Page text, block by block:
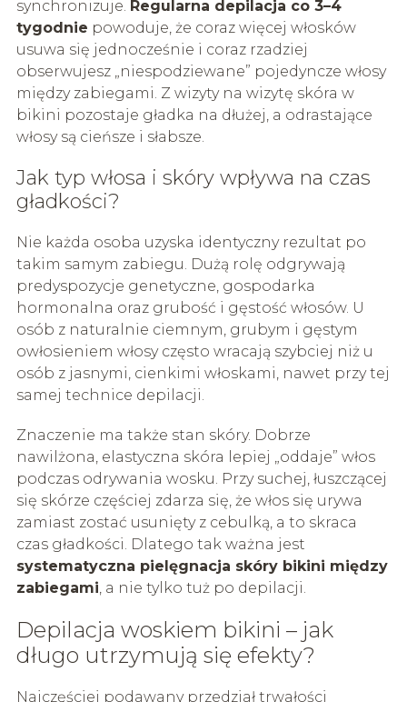
synchronizuje. Regularna depilacja co 3–4
tygodnie powoduje, że coraz więcej włosków
usuwa się jednocześnie i coraz rzadziej
obserwujesz „niespodziewane” pojedyncze włosy
między zabiegami. Z wizyty na wizytę skóra w
bikini pozostaje gładka na dłużej, a odrastające
włosy są cieńsze i słabsze.
Jak typ włosa i skóry wpływa na czas
gładkości?
Nie każda osoba uzyska identyczny rezultat po
takim samym zabiegu. Dużą rolę odgrywają
predyspozycje genetyczne, gospodarka
hormonalna oraz grubość i gęstość włosów. U
osób z naturalnie ciemnym, grubym i gęstym
owłosieniem włosy często wracają szybciej niż u
osób z jasnymi, cienkimi włoskami, nawet przy tej
samej technice depilacji.
Znaczenie ma także stan skóry. Dobrze
nawilżona, elastyczna skóra lepiej „oddaje” włos
podczas odrywania wosku. Przy suchej, łuszczącej
się skórze częściej zdarza się, że włos się urywa
zamiast zostać usunięty z cebulką, a to skraca
czas gładkości. Dlatego tak ważna jest
systematyczna pielęgnacja skóry bikini między
zabiegami, a nie tylko tuż po depilacji.
Depilacja woskiem bikini – jak
długo utrzymują się efekty?
Najczęściej podawany przedział trwałości